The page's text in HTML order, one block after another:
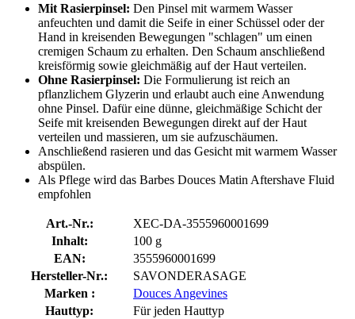
Mit Rasierpinsel: Den Pinsel mit warmem Wasser
anfeuchten und damit die Seife in einer Schüssel oder der
Hand in kreisenden Bewegungen "schlagen" um einen
cremigen Schaum zu erhalten. Den Schaum anschließend
kreisförmig sowie gleichmäßig auf der Haut verteilen.
Ohne Rasierpinsel: Die Formulierung ist reich an
pflanzlichem Glyzerin und erlaubt auch eine Anwendung
ohne Pinsel. Dafür eine dünne, gleichmäßige Schicht der
Seife mit kreisenden Bewegungen direkt auf der Haut
verteilen und massieren, um sie aufzuschäumen.
Anschließend rasieren und das Gesicht mit warmem Wasser
abspülen.
Als Pflege wird das Barbes Douces Matin Aftershave Fluid
empfohlen
Art.-Nr.:
XEC-DA-3555960001699
Inhalt:
100 g
EAN:
3555960001699
Hersteller-Nr.:
SAVONDERASAGE
Marken :
Douces Angevines
Hauttyp:
Für jeden Hauttyp